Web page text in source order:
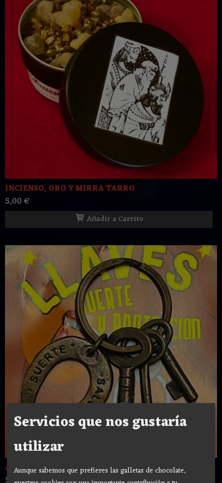
INCIENSO, ORO Y MIRRA TARRO
5,00 €
Añadir a Carrito
AMULETO LLAVES " ABRE CAMINO "...
Servicios que nos gustaría
utilizar
Aunque sabemos que prefieres las galletas de chocolate,